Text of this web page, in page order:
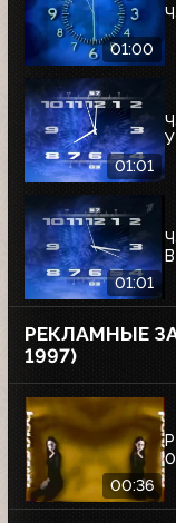
01:00
01:01
01:01
РЕКЛАМНЫЕ
1997)
00:36